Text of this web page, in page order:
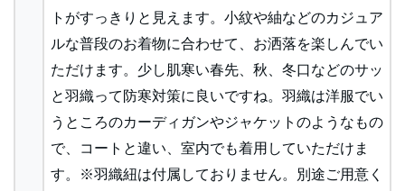
トがすっきりと見えます。小紋や紬などのカジュア
ルな普段のお着物に合わせて、お洒落を楽しんでい
ただけます。少し肌寒い春先、秋、冬口などのサッ
と羽織って防寒対策に良いですね。羽織は洋服でい
うところのカーディガンやジャケットのようなもの
で、コートと違い、室内でも着用していただけま
す。※羽織紐は付属しておりません。別途ご用意く